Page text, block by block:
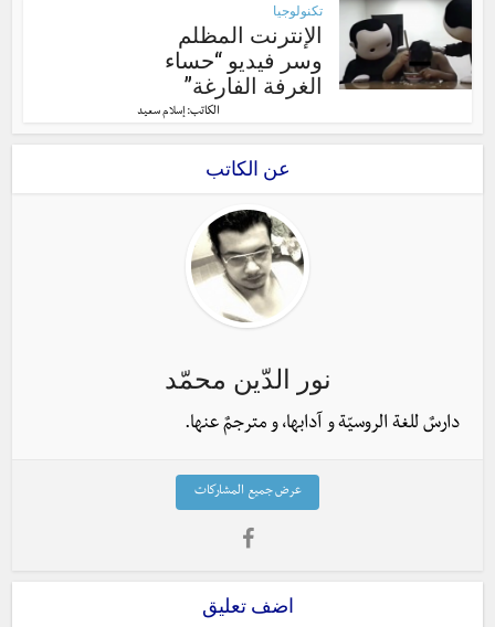
تكنولوجيا
الإنترنت المظلم
وسر فيديو “حساء
الغرفة الفارغة”
الكاتب: إسلام سعيد
عن الكاتب
نور الدّين محمّد
دارسٌ للغة الروسيّة و آدابها، و مترجمٌ عنها.
عرض جميع المشاركات
اضف تعليق